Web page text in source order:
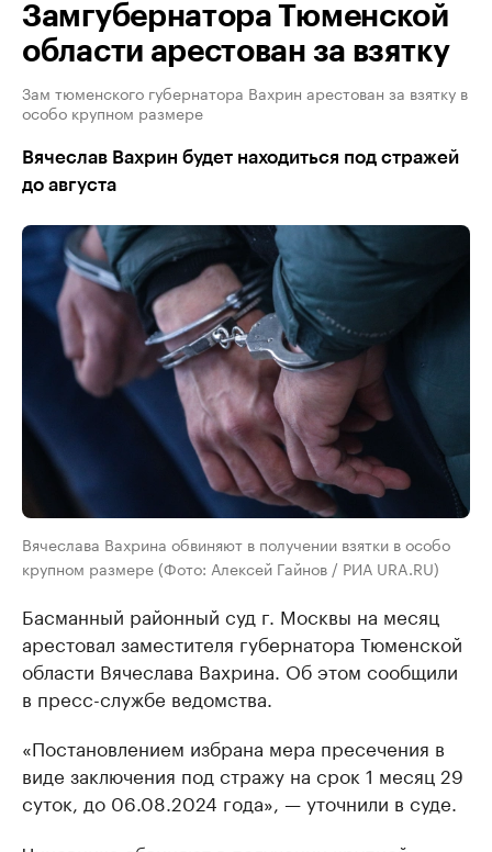
Замгубернатора Тюменской
области арестован за взятку
Зам тюменского губернатора Вахрин арестован за взятку в
особо крупном размере
Вячеслав Вахрин будет находиться под стражей
до августа
Вячеслава Вахрина обвиняют в получении взятки в особо
крупном размере (Фото: Алексей Гайнов / РИА URA.RU)
Басманный районный суд г. Москвы на месяц
арестовал заместителя губернатора Тюменской
области Вячеслава Вахрина. Об этом сообщили
в пресс-службе ведомства.
«Постановлением избрана мера пресечения в
виде заключения под стражу на срок 1 месяц 29
суток, до 06.08.2024 года», — уточнили в суде.